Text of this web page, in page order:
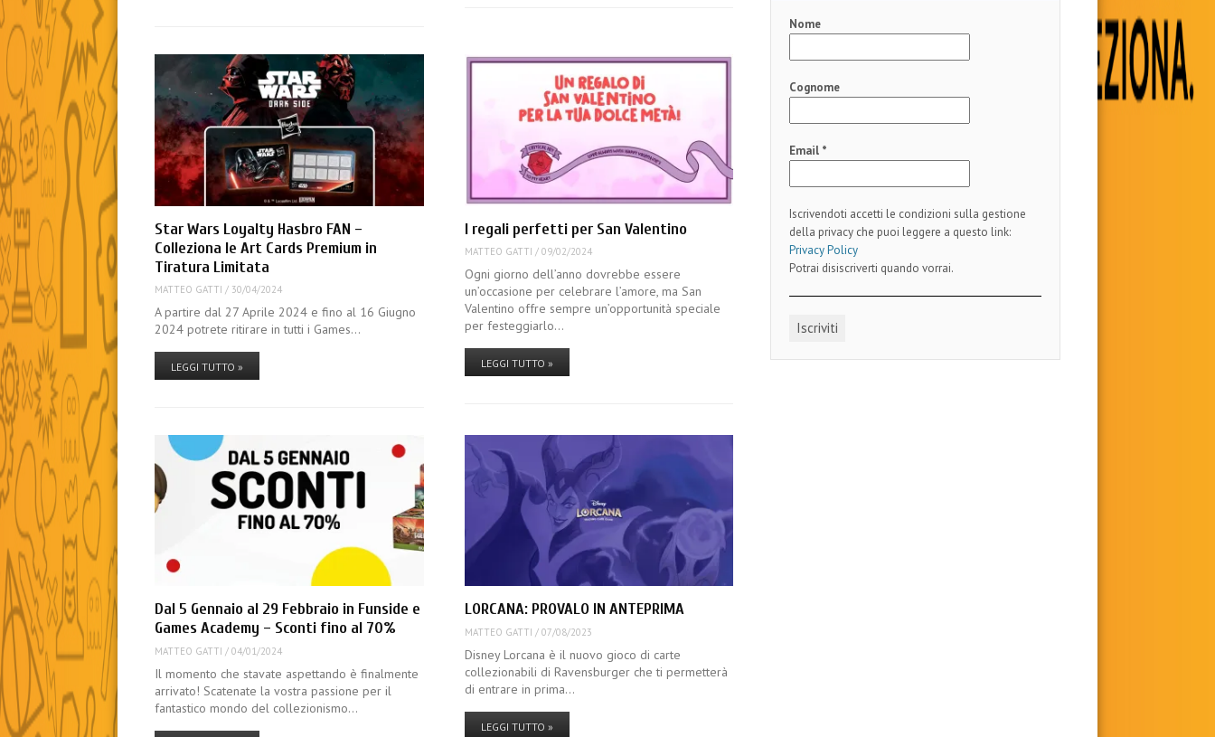
Star Wars Loyalty Hasbro FAN –
Colleziona le Art Cards Premium in
Tiratura Limitata
MATTEO GATTI / 30/04/2024
A partire dal 27 Aprile 2024 e fino al 16 Giugno
2024 potrete ritirare in tutti i Games…
LEGGI TUTTO »
I regali perfetti per San Valentino
MATTEO GATTI / 09/02/2024
Ogni giorno dell’anno dovrebbe essere
un’occasione per celebrare l’amore, ma San
Valentino offre sempre un’opportunità speciale
per festeggiarlo…
LEGGI TUTTO »
Dal 5 Gennaio al 29 Febbraio in Funside e
Games Academy – Sconti fino al 70%
MATTEO GATTI /04/01/2024
Il momento che stavate aspettando è finalmente
arrivato! Scatenate la vostra passione per il
fantastico mondo del collezionismo…
LORCANA: PROVALO IN ANTEPRIMA
MATTEO GATTI / 07/08/2023
Disney Lorcana è il nuovo gioco di carte
collezionabili di Ravensburger che ti permetterà
di entrare in prima…
LEGGI TUTTO »
Nome
Cognome
Email *
Iscrivendoti accetti le condizioni sulla gestione
della privacy che puoi leggere a questo link:
Privacy Policy
Potrai disiscriverti quando vorrai.